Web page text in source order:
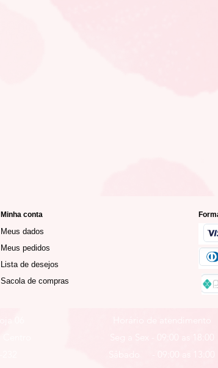
Minha conta
Meus dados
Meus pedidos
Lista de desejos
Sacola de compras